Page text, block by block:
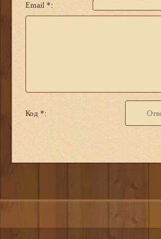
Email *:
Код *: